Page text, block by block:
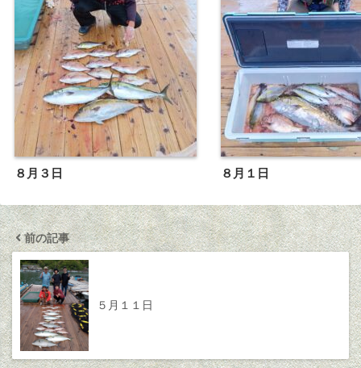
８月３日 ８月１日
前の記事
５月１１日